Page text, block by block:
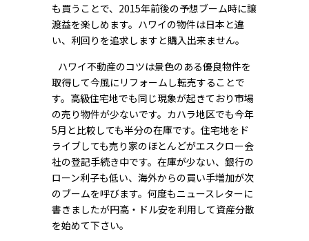
も買うことで、2015年前後の予想ブーム時に譲
渡益を楽しめます。ハワイの物件は日本と違
い、利回りを追求しますと購入出来ません。
ハワイ不動産のコツは景色のある優良物件を
取得して今風にリフォームし転売することで
す。高級住宅地でも同じ現象が起きており市場
の売り物件が少ないです。カハラ地区でも今年
5月と比較しても半分の在庫です。住宅地をド
ライブしても売り家のほとんどがエスクロー会
社の登記手続き中です。在庫が少ない、銀行の
ローン利子も低い、海外からの買い手増加が次
のブームを呼びます。何度もニュースレターに
書きましたが円高・ドル安を利用して資産分散
を始めて下さい。